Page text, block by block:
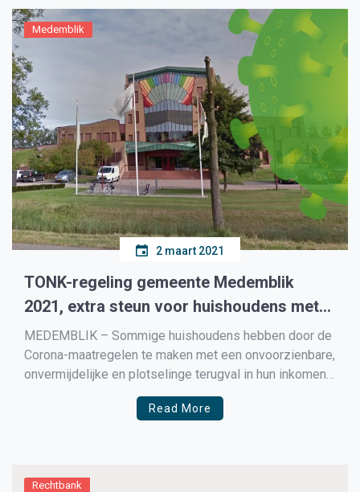
Medemblik
2 maart 2021
TONK-regeling gemeente Medemblik
2021, extra steun voor huishoudens met
financiële problemen
MEDEMBLIK – Sommige huishoudens hebben door de
Corona-maatregelen te maken met een onvoorzienbare,
onvermijdelijke en plotselinge terugval in hun inkomen.
Deze huishoudens kunnen daardoor in de problemen
raken met de betaling van noodzakelijke kosten,
Read More
Rechtbank